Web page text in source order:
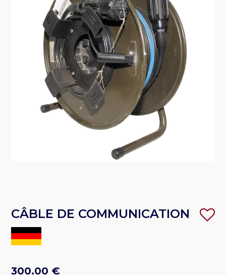
CÂBLE DE COMMUNICATION
300.00 €